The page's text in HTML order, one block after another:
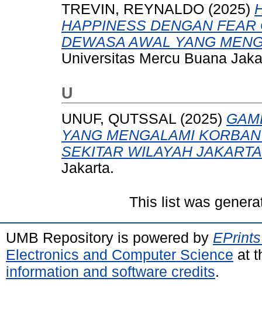
TREVIN, REYNALDO (2025)
HAPPINESS DENGAN
DEWASA AWAL YANG
Universitas Mercu Buana
U
UNUF, QUTSSAL (2025)
YANG MENGALAMI
SEKITAR WILAYAH
Jakarta.
This list was
UMB Repository is powered by
Electronics and Computer Science at
information and software credits.